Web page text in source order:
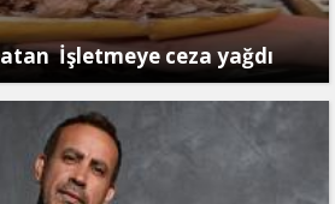
İşletmeye ceza yağdı